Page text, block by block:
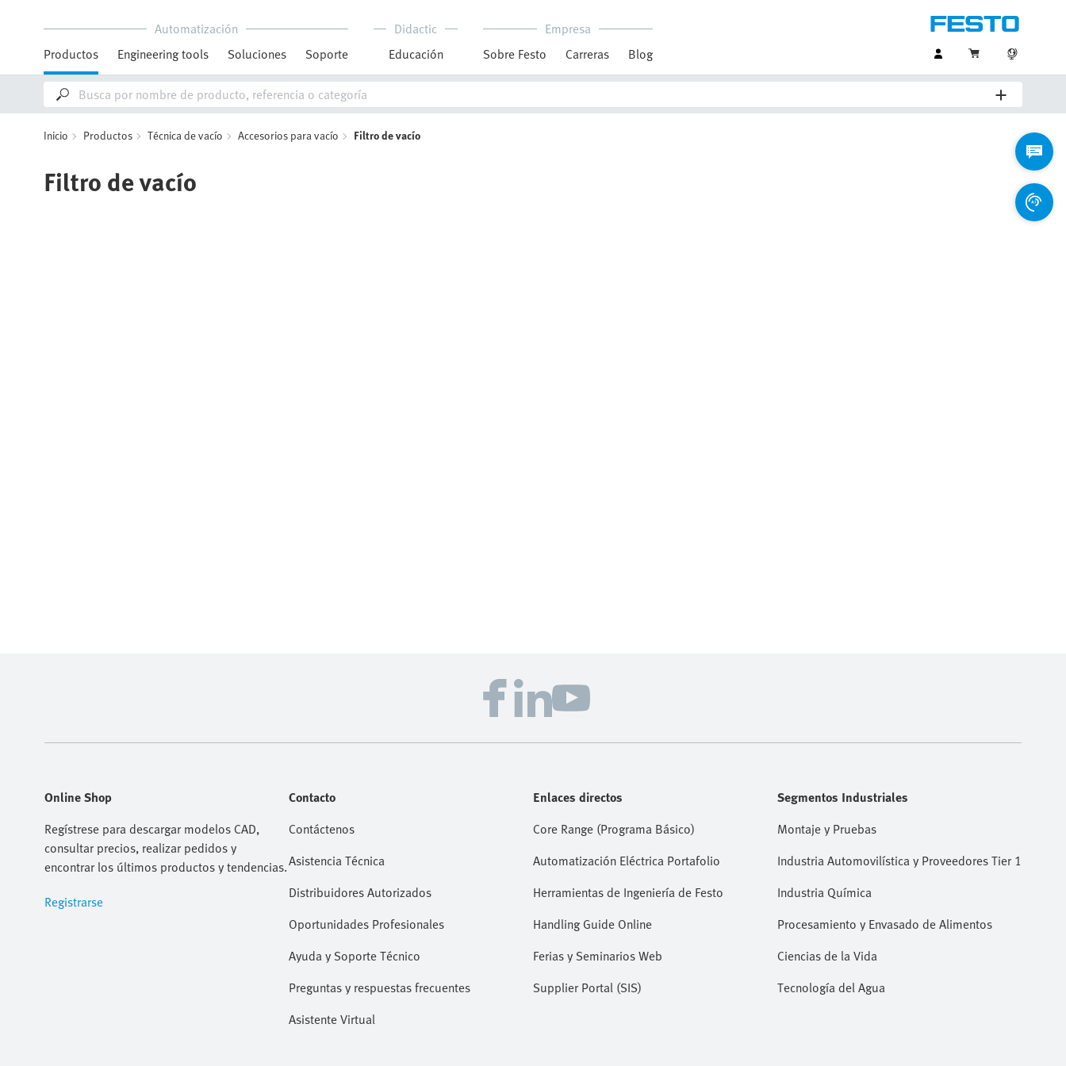
Automatización
Productos
Engineering tools Soluciones Soporte
Didactic
Educación
Empresa
Sobre Festo
Carreras Blog
Inicio Productos Técnica de vacío Accesorios para vacío Filtro de vacío
Filtro de vacío
Online Shop
Regístrese para descargar modelos CAD,
consultar precios, realizar pedidos y
encontrar los últimos productos y tendencias.
Registrarse
Contacto
Contáctenos
Asistencia Técnica
Distribuidores Autorizados
Oportunidades Profesionales
Ayuda y Soporte Técnico
Preguntas y respuestas frecuentes
Asistente Virtual
Enlaces directos
Core Range (Programa Básico)
Automatización Eléctrica Portafolio
Herramientas de Ingeniería de Festo
Handling Guide Online
Ferias y Seminarios Web
Supplier Portal (SIS)
Segmentos Industriales
Montaje y Pruebas
Industria Automovilística y Proveedores Tier 1
Industria Química
Procesamiento y Envasado de Alimentos
Ciencias de la Vida
Tecnología del Agua